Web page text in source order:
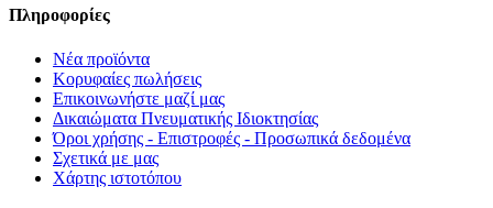
Πληροφορίες
Νέα προϊόντα
Κορυφαίες πωλήσεις
Επικοινωνήστε μαζί μας
Δικαιώματα Πνευματικής Ιδιοκτησίας
Όροι χρήσης - Επιστροφές - Προσωπικά δεδομένα
Σχετικά με μας
Χάρτης ιστοτόπου